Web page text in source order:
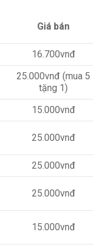
Giá bán
16.700vnđ
25.000vnđ (mua 5
tặng 1)
15.000vnđ
25.000vnđ
25.000vnđ
25.000vnđ
15.000vnđ